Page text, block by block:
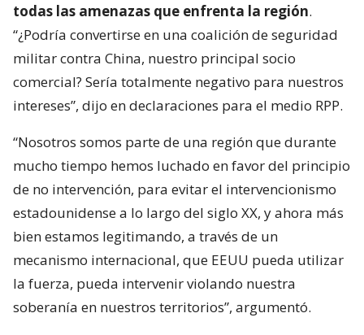
todas las amenazas que enfrenta la región.
“¿Podría convertirse en una coalición de seguridad
militar contra China, nuestro principal socio
comercial? Sería totalmente negativo para nuestros
intereses”, dijo en declaraciones para el medio RPP.
“Nosotros somos parte de una región que durante
mucho tiempo hemos luchado en favor del principio
de no intervención, para evitar el intervencionismo
estadounidense a lo largo del siglo XX, y ahora más
bien estamos legitimando, a través de un
mecanismo internacional, que EEUU pueda utilizar
la fuerza, pueda intervenir violando nuestra
soberanía en nuestros territorios”, argumentó.